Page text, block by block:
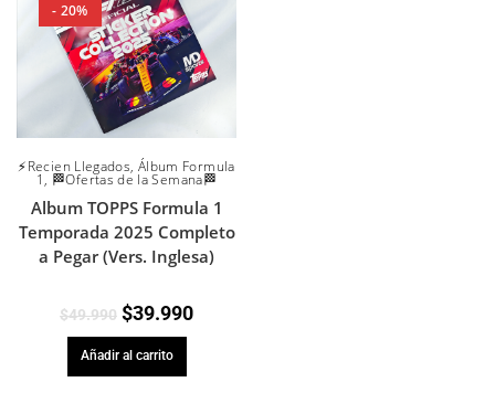
- 20%
⚡Recien Llegados, Álbum Formula
1 , 🏁Ofertas de la Semana🏁
Album TOPPS Formula 1
Temporada 2025 Completo
a Pegar (Vers. Inglesa)
$49.990 $39.990
Añadir al carrito